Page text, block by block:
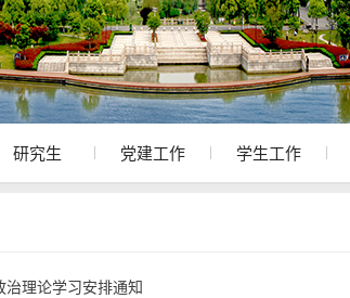
研究生 党建工作 学生工作
理论学习安排通知